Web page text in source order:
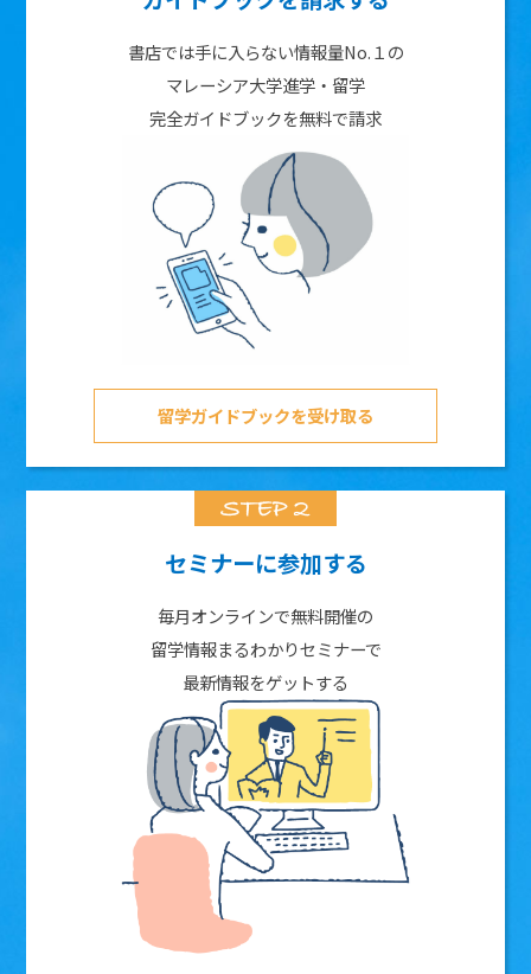
書店では手に入らない情報量No.１の
マレーシア大学進学・留学
完全ガイドブックを無料で請求
留学ガイドブックを受け取る
セミナーに参加する
毎月オンラインで無料開催の
留学情報まるわかりセミナーで
最新情報をゲットする